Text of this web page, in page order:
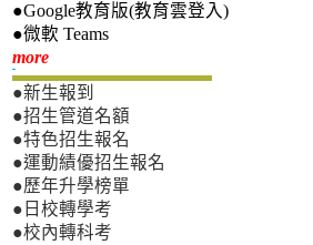
●Google教育版(教育雲登入)
●微軟 Teams
more新生專區
●新生報到
●招生管道名額
●特色招生報名
●運動績優招生報名
●歷年升學榜單
●日校轉學考
●校內轉科考